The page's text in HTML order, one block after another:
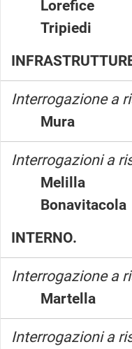
Lorefice
Tripiedi
Interrogazione a
Mura
Interrogazioni a
Melilla
INTERNO.
Interrogazione a
Martella
Interrogazioni a